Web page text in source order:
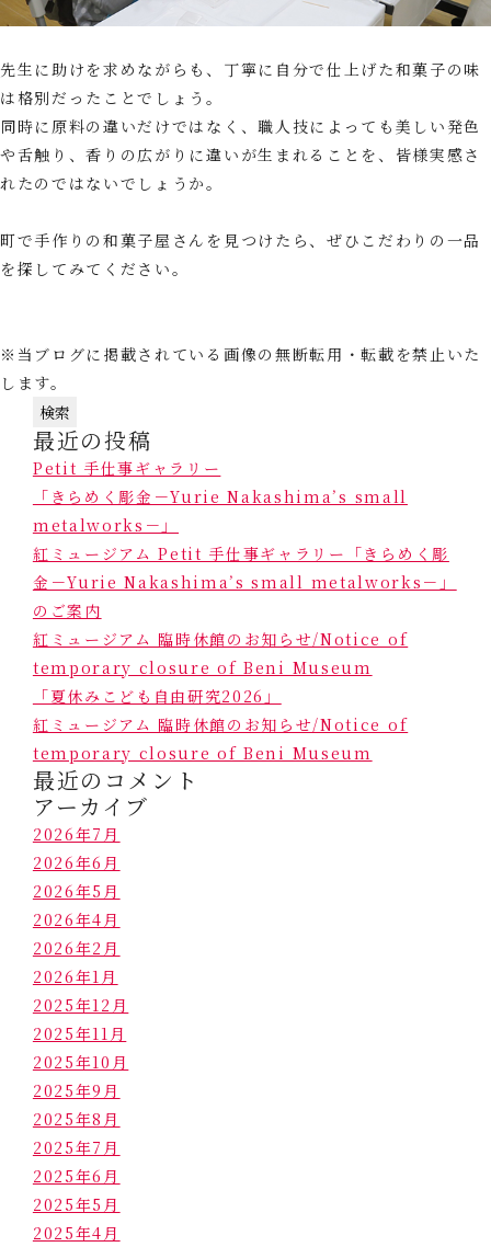
先生に助けを求めながらも、丁寧に自分で仕上げた和菓子の味
は格別だったことでしょう。
同時に原料の違いだけではなく、職人技によっても美しい発色
や舌触り、香りの広がりに違いが生まれることを、皆様実感さ
れたのではないでしょうか。
町で手作りの和菓子屋さんを見つけたら、ぜひこだわりの一品
を探してみてください。
※当ブログに掲載されている画像の無断転用・転載を禁止いた
します。
検
索:
最近の投稿
Petit 手仕事ギャラリー
「きらめく彫金－Yurie Nakashima’s small
metalworks－」
紅ミュージアム Petit 手仕事ギャラリー「きらめく彫
金－Yurie Nakashima’s small metalworks－」
のご案内
紅ミュージアム 臨時休館のお知らせ/Notice of
temporary closure of Beni Museum
「夏休みこども自由研究2026」
紅ミュージアム 臨時休館のお知らせ/Notice of
temporary closure of Beni Museum
最近のコメント
アーカイブ
2026年7月
2026年6月
2026年5月
2026年4月
2026年2月
2026年1月
2025年12月
2025年11月
2025年10月
2025年9月
2025年8月
2025年7月
2025年6月
2025年5月
2025年4月